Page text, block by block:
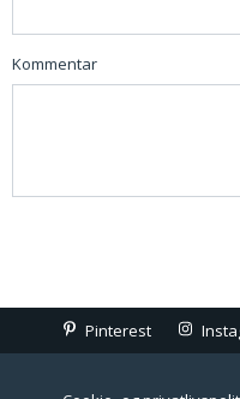
Kommentar
Pinterest